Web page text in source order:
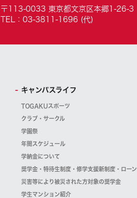
〒113-0033 東京都文京区本郷1-26-3
TEL：03-3811-1696 (代)
キャンパスライフ
TOGAKUスポーツ
クラブ・サークル
学園祭
年間スケジュール
学納金について
奨学金・特待生制度・修学支援新制度・ローン
災害等により被災された方対象の奨学金
学生マンション紹介